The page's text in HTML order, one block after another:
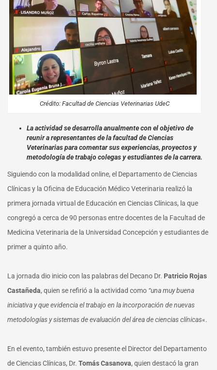
en
Ciencias
Crédito: Facultad de Ciencias Veterinarias UdeC
La actividad se desarrolla anualmente con el objetivo de
reunir a representantes de la facultad de Ciencias
Veterinarias para comentar sus experiencias, proyectos y
metodología de trabajo colegas y estudiantes de la carrera.
Siguiendo con la modalidad online, el Departamento de Ciencias
Clínicas y la Oficina de Educación Médico Veterinaria realizó la
primera jornada virtual de Educación en Ciencias Clínicas, la que
congregó a cerca de 90 personas entre docentes de la Facultad de
Medicina Veterinaria de la Universidad Concepción y estudiantes de
primer a quinto año.
La jornada dio inicio con las palabras del Decano Dr. Patricio Rojas
Castañeda, quien se refirió a la actividad como “una muy buena
iniciativa y que evidencia el trabajo en la incorporación de nuevas
metodologías y sistemas de evaluación del área de ciencias clínicas«.
En el evento, también estuvo presente el Director del Departamento
de Ciencias Clínicas, Dr. Tomás Casanova, quien destacó la gran